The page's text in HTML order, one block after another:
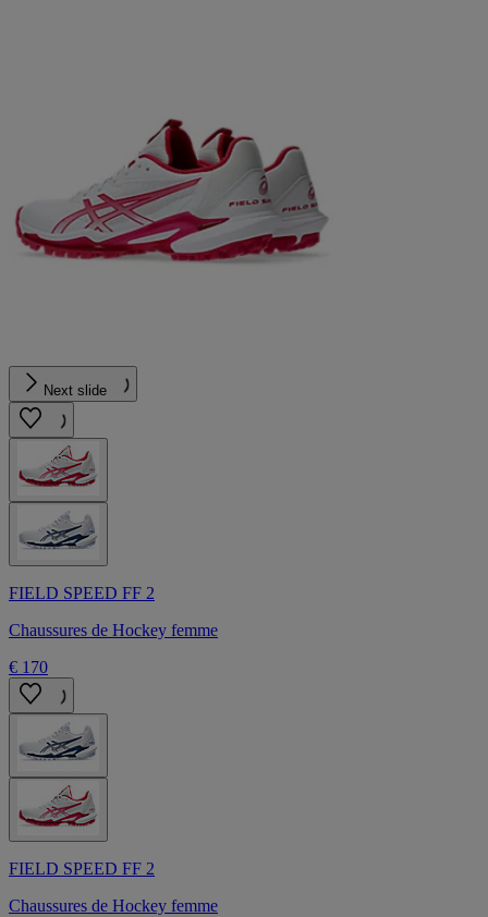
Next slide
FIELD SPEED FF 2
Chaussures de Hockey femme
€ 170
FIELD SPEED FF 2
Chaussures de Hockey femme